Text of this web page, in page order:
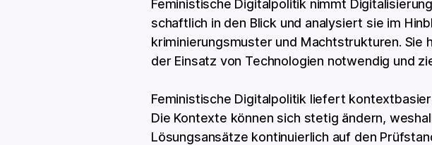
Feministische Digitalpolitik nimmt
schaftlich in den Blick und analysiert sie im
kriminierungs­muster und Macht­strukturen. Sie
der Einsatz von Technologien notwendig und
Feministische Digitalpolitik liefert
Die Kontexte können sich stetig ändern,
Lösungsansätze kontinuierlich auf den